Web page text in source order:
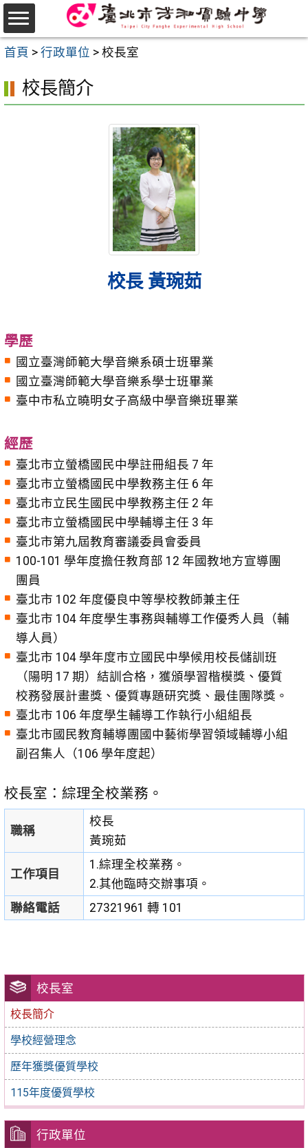
跳
至
主
容
首頁 > 行政單位 > 校長室
校長室
校長簡介
學校經營理念
歷年獲獎優質學校
115年度優質學校
行政單位
校長簡介
校長 黃琬茹
學歷
國立臺灣師範大學音樂系碩士班畢業
國立臺灣師範大學音樂系學士班畢業
臺中市私立曉明女子高級中學音樂班畢業
經歷
臺北市立螢橋國民中學註冊組長 7 年
臺北市立螢橋國民中學教務主任 6 年
臺北市立民生國民中學教務主任 2 年
臺北市立螢橋國民中學輔導主任 3 年
臺北市第九屆教育審議委員會委員
100-101 學年度擔任教育部 12 年國教地方宣導團
團員
臺北市 102 年度優良中等學校教師兼主任
臺北市 104 年度學生事務與輔導工作優秀人員（輔
導人員）
臺北市 104 學年度市立國民中學候用校長儲訓班
（陽明 17 期）結訓合格，獲頒學習楷模獎、優質
校務發展計畫獎、優質專題研究獎、最佳團隊獎。
臺北市 106 年度學生輔導工作執行小組組長
臺北市國民教育輔導團國中藝術學習領域輔導小組
副召集人（106 學年度起）
校長室：綜理全校業務。
職稱
校長
黃琬茹
工作項目
1.綜理全校業務。
2.其他臨時交辦事項。
聯絡電話
27321961 轉 101
選
單